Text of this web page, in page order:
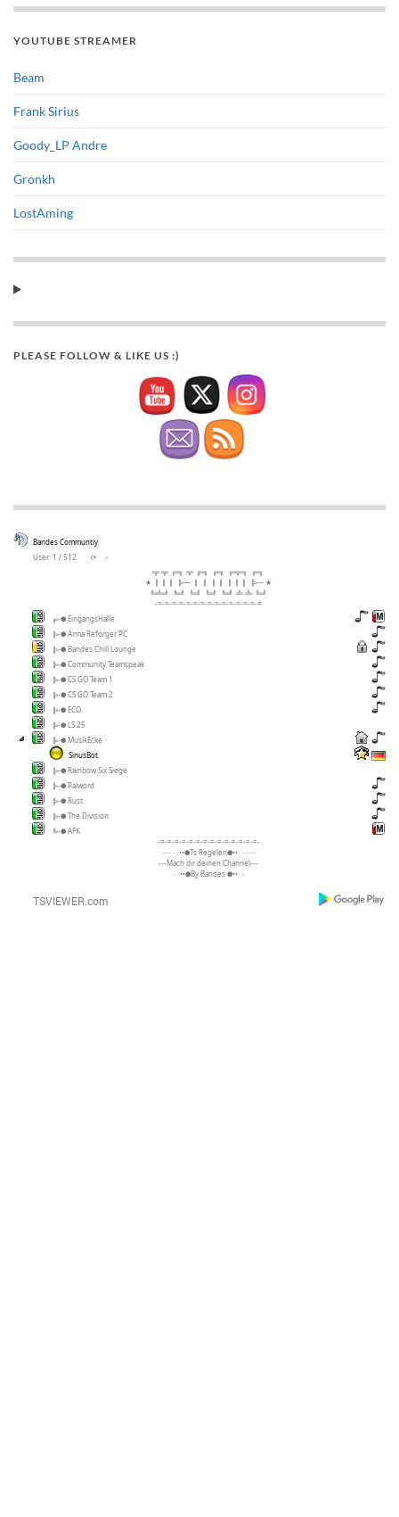
YOUTUBE STREAMER
Beam
Frank Sirius
Goody_LP Andre
Gronkh
LostAming
PLEASE FOLLOW & LIKE US :)
Bandes Communtiy
User: 1 / 512
⟳
◌
╦ ╦ ╔╗ ╦ ╔╗ ╔╗ ╔╦╗ ╔╗
★ ║║║ ╠─ ║ ║ ║║ ║║║ ╠─ ★
╚╩╝ ╚╝ ╚╝ ╚╝ ╚╝ ╩ ╩ ╚╝
-=-=-=-=-=-=-=-=-=-=-=-=-=-=-=
╔-● EingangsHalle
╠-● Arma Reforger PC
╠-● Bandes Chill Lounge
╠-● Community Teamspeak
╠-● CS GO Team 1
╠-● CS GO Team 2
╠-● ECO
╠-● LS 25
╠-● MusikEcke
SinusBot
╠-● Rainbow Six Siege
╠-● Palword
╠-● Rust
╠-● The Division
╚-● AFK
-=-=-=-=-=-=-=-=-=-=-=-=-=-=-
····٠٠٠••●Ts Regelen●••٠٠٠····
---Mach dir deinen Channel---
٠٠••●By Bandes ●••٠٠